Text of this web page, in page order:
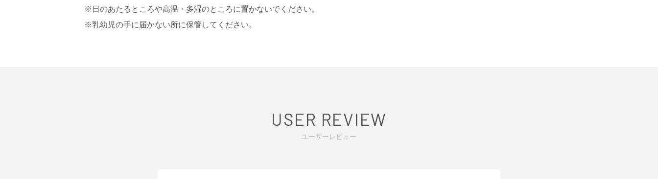
※日のあたるところや高温・多湿のところに置かないでください。
※乳幼児の手に届かない所に保管してください。
USER REVIEW
ユーザーレビュー